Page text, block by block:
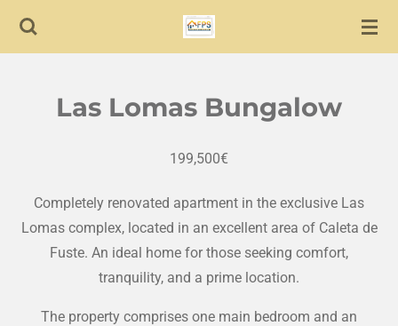
Skip
contentLas Lomas Bungalow
199,500€
Completely renovated apartment in the exclusive Las
Lomas complex, located in an excellent area of ​​Caleta de
Fuste. An ideal home for those seeking comfort,
tranquility, and a prime location.
The property comprises one main bedroom and an